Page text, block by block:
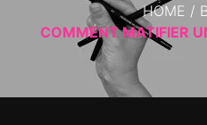
HOME /
COMMENT MATIFIER